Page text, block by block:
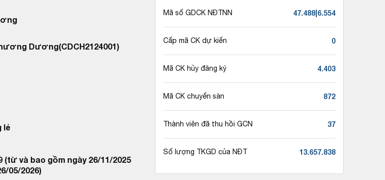
Dương(CDCH2124001)
lẻ
và bao gồm ngày 26/11/2025
05/2026)
Mã số GDCK NĐTNN 47.488|6.554
Cấp mã CK dự kiến 0
Mã CK hủy đăng ký 4.403
Mã CK chuyển sàn 872
Thành viên đã thu hồi GCN 37
Số lượng TKGD của NĐT 13.657.838